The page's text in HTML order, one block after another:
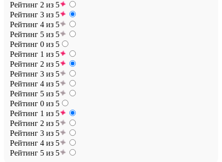
Рейтинг 2 из 5
Рейтинг 3 из 5
Рейтинг 4 из 5
Рейтинг 5 из 5
Рейтинг 0 из 5
Рейтинг 1 из 5
Рейтинг 2 из 5
Рейтинг 3 из 5
Рейтинг 4 из 5
Рейтинг 5 из 5
Рейтинг 0 из 5
Рейтинг 1 из 5
Рейтинг 2 из 5
Рейтинг 3 из 5
Рейтинг 4 из 5
Рейтинг 5 из 5